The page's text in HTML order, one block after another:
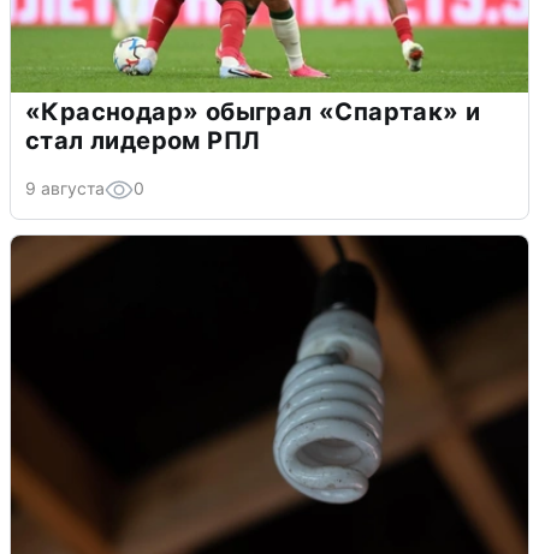
«Краснодар» обыграл «Спартак» и
стал лидером РПЛ
9 августа 0